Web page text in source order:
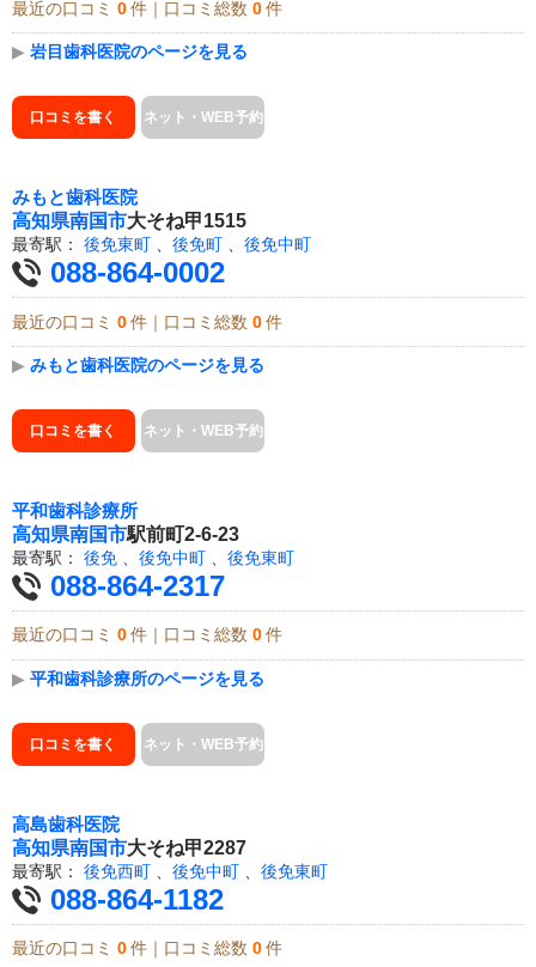
最近の口コミ 0 件｜口コミ総数 0 件
▶ 岩目歯科医院のページを見る
口コミを書く ネット・WEB予約
みもと歯科医院
高知県南国市大そね甲1515
最寄駅： 後免東町 、 後免町 、 後免中町
088-864-0002
最近の口コミ 0 件｜口コミ総数 0 件
▶ みもと歯科医院のページを見る
口コミを書く ネット・WEB予約
平和歯科診療所
高知県南国市駅前町2-6-23
最寄駅： 後免 後免中町 後免東町
088-864-2317
最近の口コミ 0 件｜口コミ総数 0 件
▶ 平和歯科診療所のページを見る
口コミを書く ネット・WEB予約
高島歯科医院
高知県南国市大そね甲2287
最寄駅： 後免西町 後免中町 後免東町
088-864-1182
最近の口コミ 0 件｜口コミ総数 0 件